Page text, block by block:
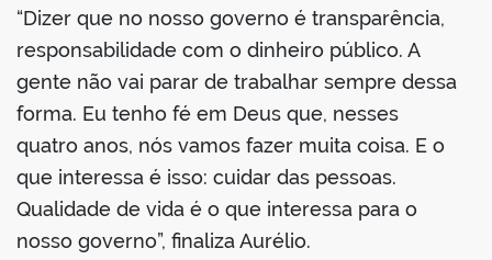
“Dizer que no nosso governo é transparência,
responsabilidade com o dinheiro público. A
gente não vai parar de trabalhar sempre dessa
forma. Eu tenho fé em Deus que, nesses
quatro anos, nós vamos fazer muita coisa. E o
que interessa é isso: cuidar das pessoas.
Qualidade de vida é o que interessa para o
nosso governo”, finaliza Aurélio.